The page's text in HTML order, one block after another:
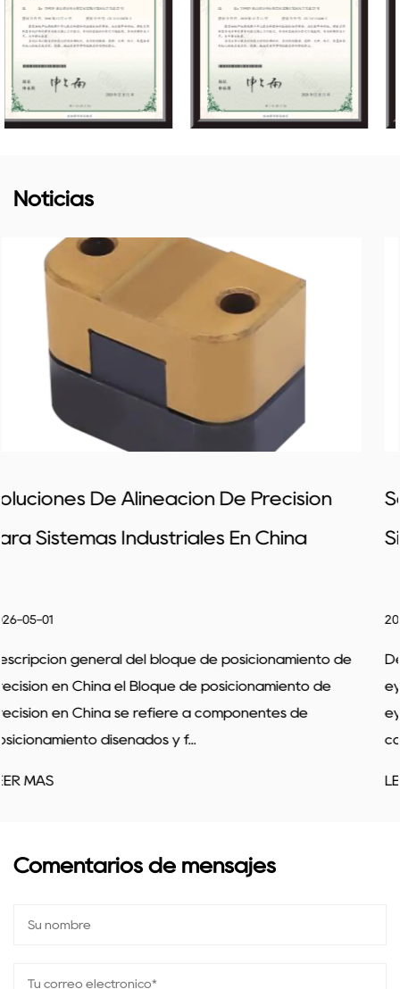
Noticias
de
de
Soluciones De Moldes Eficientes
Sistemas De Eyección Inclinada
Descripción general del productor de
eyectoras inclinadas el Productor de
eyectoras inclinadas se centra en el desarrollo
componentes utilizados en sis...
Comentarios de mensajes